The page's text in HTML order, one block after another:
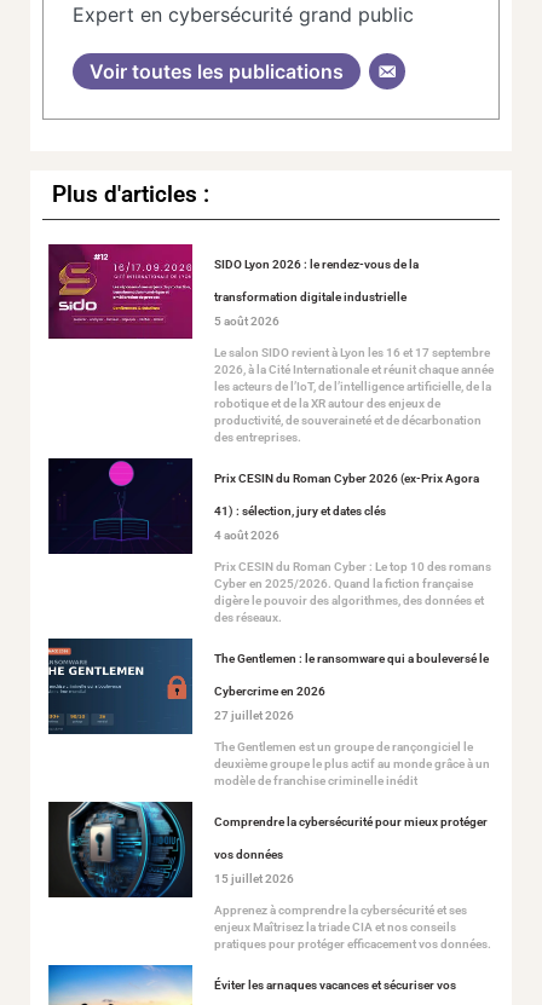
Expert en cybersécurité grand public
Voir toutes les publications
Plus d'articles :
SIDO Lyon 2026 : le rendez-vous de la
transformation digitale industrielle
5 août 2026
Le salon SIDO revient à Lyon les 16 et 17 septembre
2026, à la Cité Internationale et réunit chaque année
les acteurs de l’IoT, de l’intelligence artificielle, de la
robotique et de la XR autour des enjeux de
productivité, de souveraineté et de décarbonation
des entreprises.
Prix CESIN du Roman Cyber 2026 (ex-Prix Agora
41) : sélection, jury et dates clés
4 août 2026
Prix CESIN du Roman Cyber : Le top 10 des romans
Cyber en 2025/2026. Quand la fiction française
digère le pouvoir des algorithmes, des données et
des réseaux.
The Gentlemen : le ransomware qui a bouleversé le
Cybercrime en 2026
27 juillet 2026
The Gentlemen est un groupe de rançongiciel le
deuxième groupe le plus actif au monde grâce à un
modèle de franchise criminelle inédit
Comprendre la cybersécurité pour mieux protéger
vos données
15 juillet 2026
Apprenez à comprendre la cybersécurité et ses
enjeux Maîtrisez la triade CIA et nos conseils
pratiques pour protéger efficacement vos données.
Éviter les arnaques vacances et sécuriser vos